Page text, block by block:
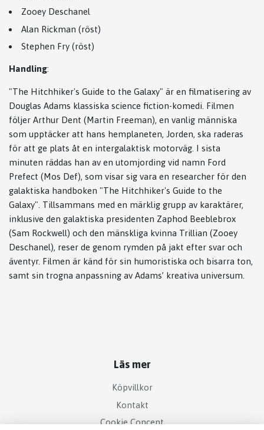
Zooey Deschanel
Alan Rickman (röst)
Stephen Fry (röst)
Handling:
"The Hitchhiker's Guide to the Galaxy" är en filmatisering av
Douglas Adams klassiska science fiction-komedi. Filmen
följer Arthur Dent (Martin Freeman), en vanlig människa
som upptäcker att hans hemplaneten, Jorden, ska raderas
för att ge plats åt en intergalaktisk motorväg. I sista
minuten räddas han av en utomjording vid namn Ford
Prefect (Mos Def), som visar sig vara en researcher för den
galaktiska handboken "The Hitchhiker's Guide to the
Galaxy". Tillsammans med en märklig grupp av karaktärer,
inklusive den galaktiska presidenten Zaphod Beeblebrox
(Sam Rockwell) och den mänskliga kvinna Trillian (Zooey
Deschanel), reser de genom rymden på jakt efter svar och
äventyr. Filmen är känd för sin humoristiska och bisarra ton,
samt sin trogna anpassning av Adams’ kreativa universum.
Läs mer
Köpvillkor
Kontakt
Cookie Concent